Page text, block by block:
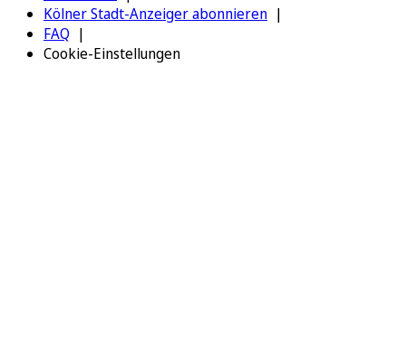
Kölner Stadt-Anzeiger abonnieren
FAQ
Cookie-Einstellungen